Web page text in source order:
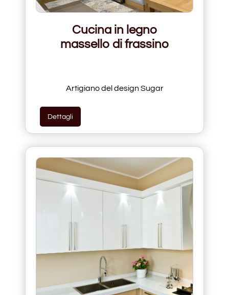
Cucina in legno
massello di frassino
Artigiano del design Sugar
Dettagli